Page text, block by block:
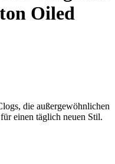
Oiled
die außergewöhnlichen
einen täglich neuen Stil.